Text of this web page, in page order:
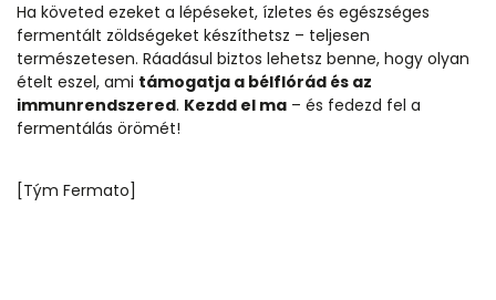
Ha követed ezeket a lépéseket, ízletes és egészséges
fermentált zöldségeket készíthetsz – teljesen
természetesen. Ráadásul biztos lehetsz benne, hogy olyan
ételt eszel, ami támogatja a bélflórád és az
immunrendszered. Kezdd el ma – és fedezd fel a
fermentálás örömét!
[Tým Fermato]